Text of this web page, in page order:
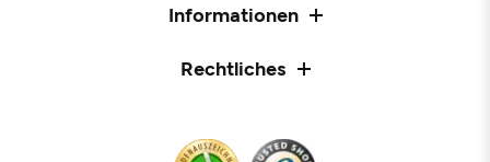
Informationen
Rechtliches